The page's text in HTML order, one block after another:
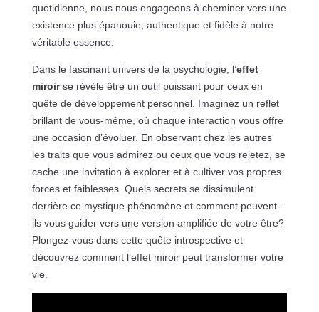
quotidienne, nous nous engageons à cheminer vers une
existence plus épanouie, authentique et fidèle à notre
véritable essence.
Dans le fascinant univers de la psychologie, l’effet
miroirse révèle être un outil puissant pour ceux en
quête de développement personnel. Imaginez un reflet
brillant de vous-même, où chaque interaction vous offre
une occasion d’évoluer. En observant chez les autres
les traits que vous admirez ou ceux que vous rejetez, se
cache une invitation à explorer et à cultiver vos propres
forces et faiblesses. Quels secrets se dissimulent
derrière ce mystique phénomène et comment peuvent-
ils vous guider vers une version amplifiée de votre être?
Plongez-vous dans cette quête introspective et
découvrez comment l’effet miroir peut transformer votre
vie.